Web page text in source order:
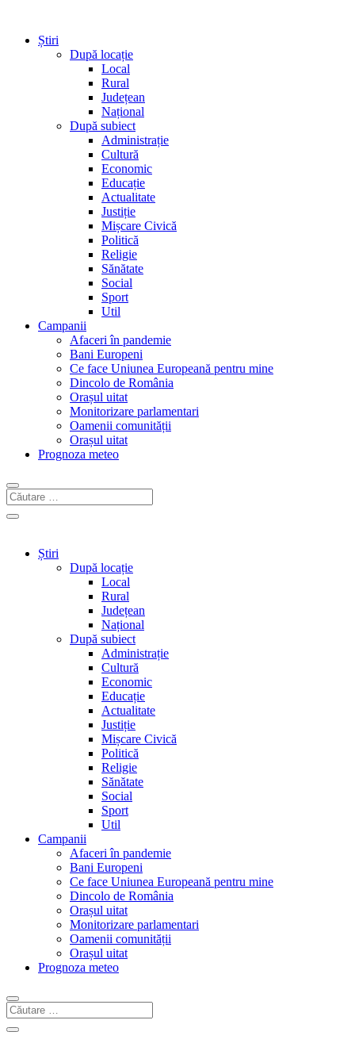
Știri
După locație
Local
Rural
Județean
Național
După subiect
Administrație
Cultură
Economic
Educație
Actualitate
Justiție
Mișcare Civică
Politică
Religie
Sănătate
Social
Sport
Util
Campanii
Afaceri în pandemie
Bani Europeni
Ce face Uniunea Europeană pentru mine
Dincolo de România
Orașul uitat
Monitorizare parlamentari
Oamenii comunității
Orașul uitat
Prognoza meteo
Știri
După locație
Local
Rural
Județean
Național
După subiect
Administrație
Cultură
Economic
Educație
Actualitate
Justiție
Mișcare Civică
Politică
Religie
Sănătate
Social
Sport
Util
Campanii
Afaceri în pandemie
Bani Europeni
Ce face Uniunea Europeană pentru mine
Dincolo de România
Orașul uitat
Monitorizare parlamentari
Oamenii comunității
Orașul uitat
Prognoza meteo